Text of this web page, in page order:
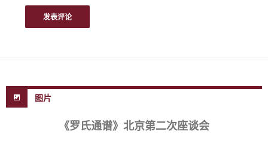
图片
《罗氏通谱》北京第二次座谈会